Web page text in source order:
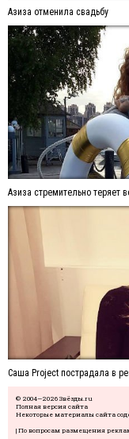
Азиза отменила свадьбу
Азиза стремительно теряет
Саша Project пострадала в
© 2004—2026 Звёзды.ru
Полная версия сайта
Некоторые материалы сайта
| По вопросам размещения